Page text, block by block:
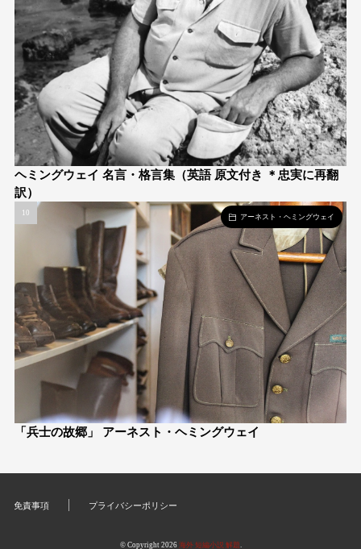
ヘミングウェイ 名言・格言集（英語 原文付き ＊忠実に再翻
訳）
アーネスト・ヘミングウェイ
「兵士の故郷」 アーネスト・ヘミングウェイ
免責事項 プライバシーポリシー
© Copyright 2026 海外 短編小説 解題